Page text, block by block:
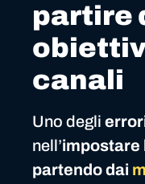
partire
canali
Uno degli
nell’impostare
partendo dai